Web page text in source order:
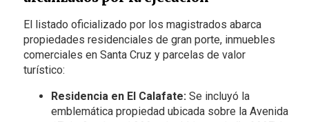
El listado oficializado por los magistrados abarca
propiedades residenciales de gran porte, inmuebles
comerciales en Santa Cruz y parcelas de valor
turístico:
Residencia en El Calafate: Se incluyó la
emblemática propiedad ubicada sobre la Avenida